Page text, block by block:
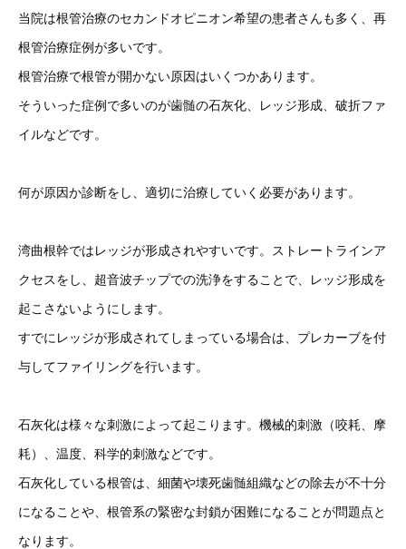
当院は根管治療のセカンドオピニオン希望の患者さんも多く、再
根管治療症例が多いです。
根管治療で根管が開かない原因はいくつかあります。
そういった症例で多いのが歯髄の石灰化、レッジ形成、破折ファ
イルなどです。
何が原因か診断をし、適切に治療していく必要があります。
湾曲根幹ではレッジが形成されやすいです。ストレートラインア
クセスをし、超音波チップでの洗浄をすることで、レッジ形成を
起こさないようにします。
すでにレッジが形成されてしまっている場合は、プレカーブを付
与してファイリングを行います。
石灰化は様々な刺激によって起こります。機械的刺激（咬耗、摩
耗）、温度、科学的刺激などです。
石灰化している根管は、細菌や壊死歯髄組織などの除去が不十分
になることや、根管系の緊密な封鎖が困難になることが問題点と
なります。